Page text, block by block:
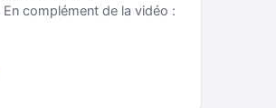
complément de la vidéo :